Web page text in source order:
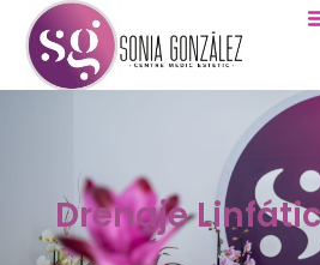
Drenaje